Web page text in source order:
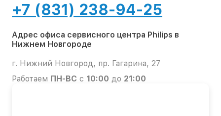
+7 (831) 238-94-25
Адрес офиса сервисного центра Philips в
Нижнем Новгороде
г. Нижний Новгород, пр. Гагарина, 27
Работаем ПН-ВС с 10:00 до 21:00